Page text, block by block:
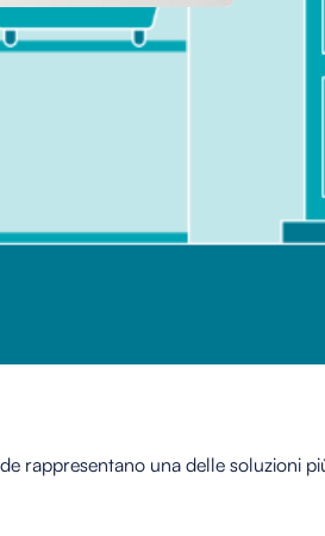
rappresentano una delle soluzioni